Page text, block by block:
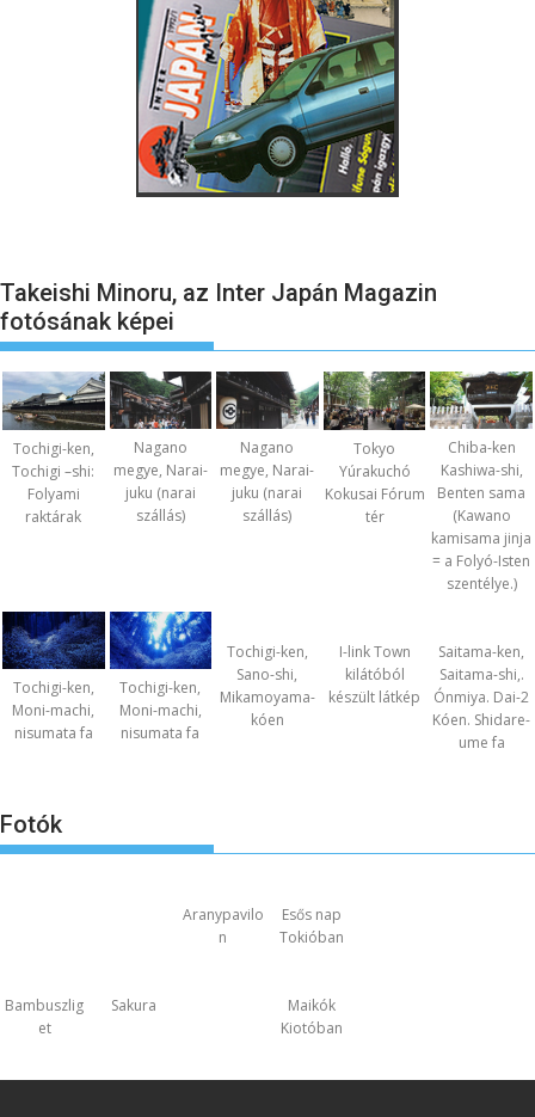
Takeishi Minoru, az Inter Japán Magazin
fotósának képei
Tochigi-ken,
Tochigi –shi:
Folyami
raktárak
Nagano
megye, Narai-
juku (narai
szállás)
Nagano
megye, Narai-
juku (narai
szállás)
Tokyo
Yúrakuchó
Kokusai Fórum
tér
Chiba-ken
Kashiwa-shi,
Benten sama
(Kawano
kamisama jinja
= a Folyó-Isten
szentélye.)
Tochigi-ken,
Moni-machi,
nisumata fa
Tochigi-ken,
Moni-machi,
nisumata fa
Tochigi-ken,
Sano-shi,
Mikamoyama-
kóen
I-link Town
kilátóból
készült látkép
Saitama-ken,
Saitama-shi,.
Ónmiya. Dai-2
Kóen. Shidare-
ume fa
Fotók
Aranypavilo
n
Esős nap
Tokióban
Bambuszlig
et
Sakura
Maikók
Kiotóban